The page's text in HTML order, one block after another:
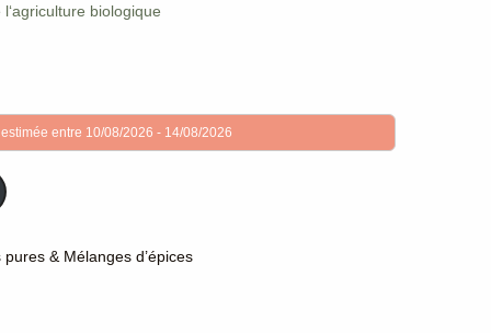
biologique
entre 10/08/2026 - 14/08/2026
pures & Mélanges d’épices